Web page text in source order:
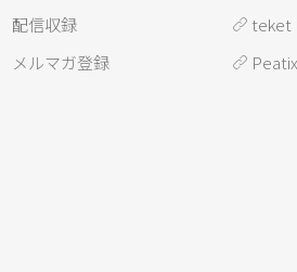
配信収録
メルマガ登録
teket
Peatix